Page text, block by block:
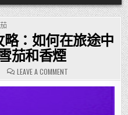
：如何在旅途中
茄和香煙
LEAVE A COMMENT
香
港